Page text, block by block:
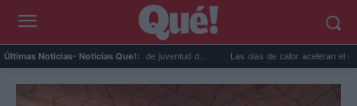
Últimas Noticias- Noticias Que!:
los dibujos de juventud d... Las olas de calor aceleran el envejecimiento bioló...